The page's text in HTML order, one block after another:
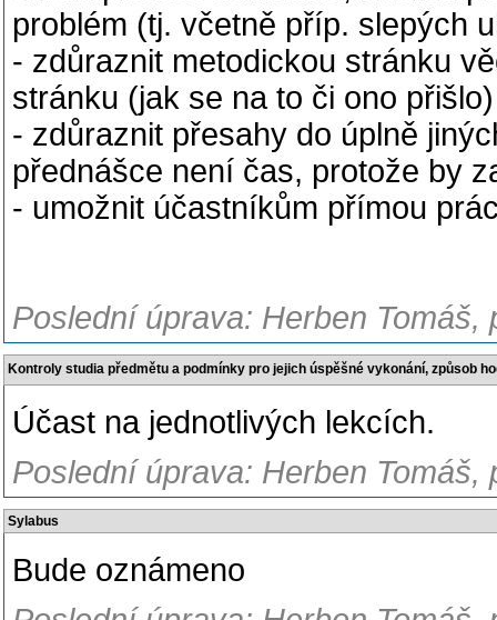
problém (tj. včetně příp. slepých
- zdůraznit metodickou stránku
stránku (jak se na to či ono přišlo)
- zdůraznit přesahy do úplně
přednášce není čas, protože by
- umožnit účastníkům přímou
Poslední úprava: Herben
Kontroly studia předmětu a podmínky pro jejich úspěšné vykonání, způsob
Účast na jednotlivých lekcích.
Poslední úprava: Herben
Sylabus
Bude oznámeno